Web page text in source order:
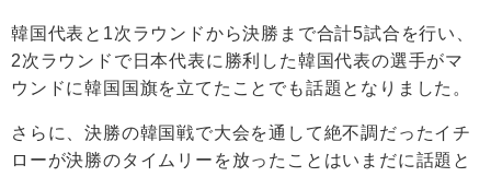
韓国代表と1次ラウンドから決勝まで合計5試合を行い、
2次ラウンドで日本代表に勝利した韓国代表の選手がマ
ウンドに韓国国旗を立てたことでも話題となりました。
さらに、決勝の韓国戦で大会を通して絶不調だったイチ
ローが決勝のタイムリーを放ったことはいまだに話題と